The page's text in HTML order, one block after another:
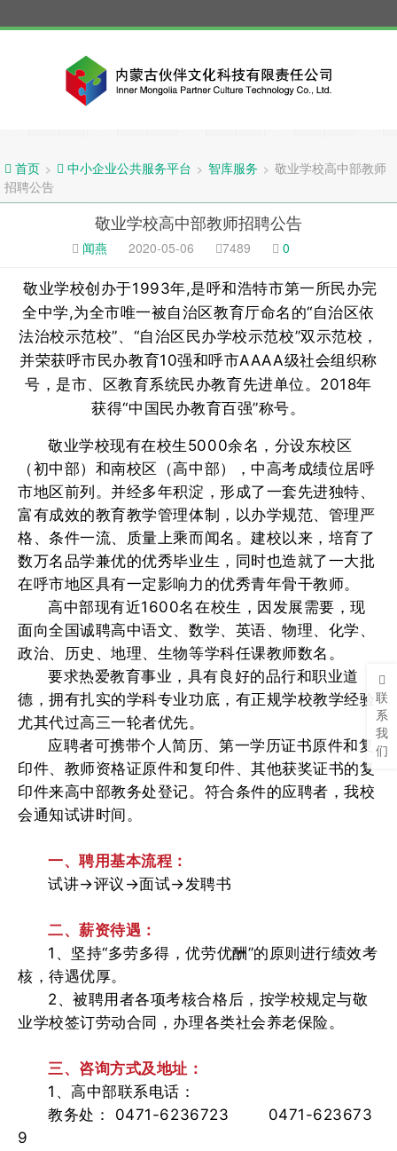
首页 > 中小企业公共服务平台 > 智库服务 > 敬业学校高中部教师
招聘公告
敬业学校高中部教师招聘公告
闻燕 2020-05-06 7489 0
敬业学校创办于1993年,是呼和浩特市第一所民办完
全中学,为全市唯一被自治区教育厅命名的“自治区依
法治校示范校”、“自治区民办学校示范校”双示范校，
并荣获呼市民办教育10强和呼市AAAA级社会组织称
号，是市、区教育系统民办教育先进单位。2018年
获得“中国民办教育百强”称号。
敬业学校现有在校生5000余名，分设东校区
（初中部）和南校区（高中部），中高考成绩位居呼
市地区前列。并经多年积淀，形成了一套先进独特、
富有成效的教育教学管理体制，以办学规范、管理严
格、条件一流、质量上乘而闻名。建校以来，培育了
数万名品学兼优的优秀毕业生，同时也造就了一大批
在呼市地区具有一定影响力的优秀青年骨干教师。
高中部现有近1600名在校生，因发展需要，现
面向全国诚聘高中语文、数学、英语、物理、化学、
政治、历史、地理、生物等学科任课教师数名。
要求热爱教育事业，具有良好的品行和职业道
德，拥有扎实的学科专业功底，有正规学校教学经验
尤其代过高三一轮者优先。
应聘者可携带个人简历、第一学历证书原件和复
印件、教师资格证原件和复印件、其他获奖证书的复
印件来高中部教务处登记。符合条件的应聘者，我校
会通知试讲时间。
一、聘用基本流程：
试讲→评议→面试→发聘书
二、薪资待遇：
1、坚持“多劳多得，优劳优酬”的原则进行绩效考
核，待遇优厚。
2、被聘用者各项考核合格后，按学校规定与敬
业学校签订劳动合同，办理各类社会养老保险。
三、咨询方式及地址：
1、高中部联系电话：
教务处： 0471-6236723 0471-623673
9
联
系
我
们